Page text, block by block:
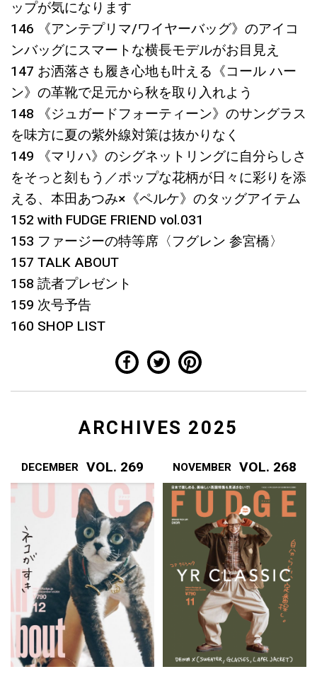
ップが気になります
146 《アンテプリマ/ワイヤーバッグ》のアイコ
ンバッグにスマートな横長モデルがお目見え
147 お洒落さも履き心地も叶える《コール ハー
ン》の革靴で足元から秋を取り入れよう
148 《ジュガードフォーティーン》のサングラス
を味方に夏の紫外線対策は抜かりなく
149 《マリハ》のシグネットリングに自分らしさ
をそっと刻もう／ポップな花柄が日々に彩りを添
える、本田あつみ×《ペルケ》のタッグアイテム
152 with FUDGE FRIEND vol.031
153 ファージーの特等席〈フグレン 参宮橋〉
157 TALK ABOUT
158 読者プレゼント
159 次号予告
160 SHOP LIST
ARCHIVES 2025
DECEMBER VOL. 269 NOVEMBER VOL. 268